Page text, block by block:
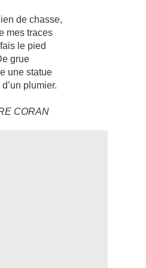
de chasse,
mes traces
le pied
grue
une statue
plumier.
CORAN